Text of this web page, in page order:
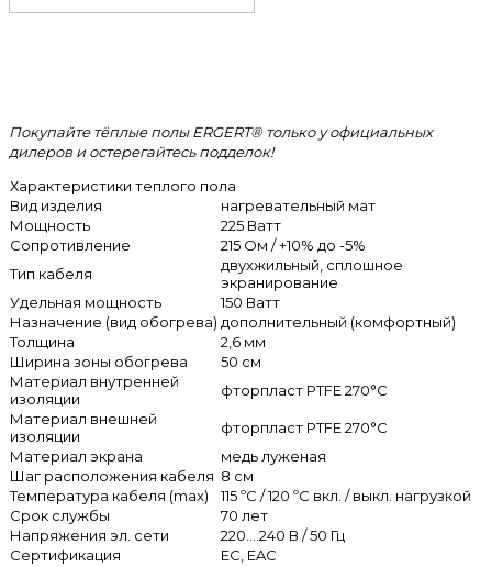
Покупайте тёплые полы ERGERT® только у официальных
дилеров и остерегайтесь подделок!
Характеристики теплого пола
Вид изделия
нагревательный мат
Мощность
225 Ватт
Сопротивление
215 Ом / +10% до -5%
Тип кабеля
двухжильный, сплошное
экранирование
Удельная мощность
150 Ватт
Назначение (вид обогрева) дополнительный (комфортный)
Толщина
2,6 мм
Ширина зоны обогрева
50 см
Материал внутренней
изоляции
фторпласт PTFE 270°C
Материал внешней
изоляции
фторпласт PTFE 270°C
Материал экрана
медь луженая
Шаг расположения кабеля 8 см
Температура кабеля (max)
115 ºС / 120 ºС вкл. / выкл. нагрузкой
Срок службы
70 лет
Напряжения эл. сети
220....240 В / 50 Гц
Сертификация
ЕС, EAC